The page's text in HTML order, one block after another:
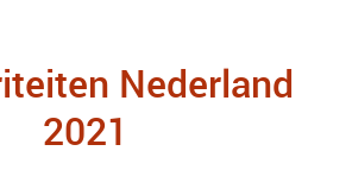
Nederland
2021